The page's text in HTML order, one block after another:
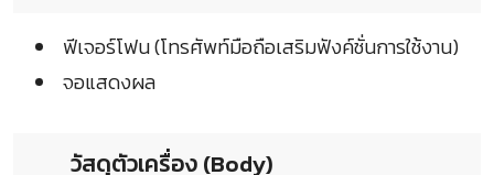
ฟีเจอร์โฟน (โทรศัพท์มือถือเสริมฟังค์ชั่นการใช้งาน)
จอแสดงผล
วัสดุตัวเครื่อง (Body)